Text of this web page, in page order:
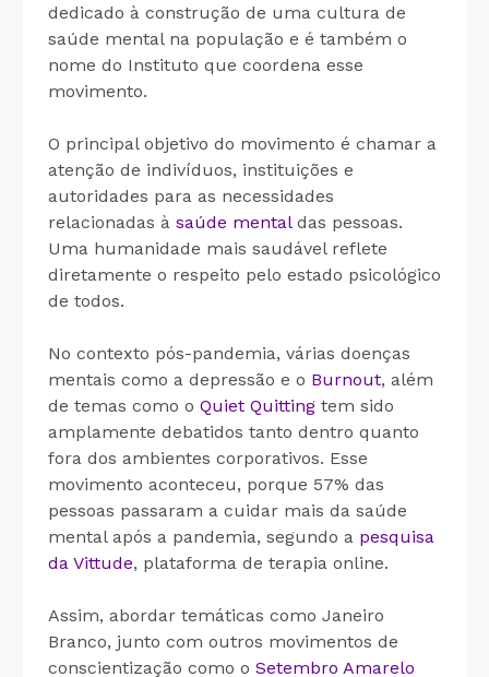
dedicado à construção de uma cultura de
saúde mental na população e é também o
nome do Instituto que coordena esse
movimento.
O principal objetivo do movimento é chamar a
atenção de indivíduos, instituições e
autoridades para as necessidades
relacionadas à saúde mental das pessoas.
Uma humanidade mais saudável reflete
diretamente o respeito pelo estado psicológico
de todos.
No contexto pós-pandemia, várias doenças
mentais como a depressão e o Burnout, além
de temas como o Quiet Quitting tem sido
amplamente debatidos tanto dentro quanto
fora dos ambientes corporativos. Esse
movimento aconteceu, porque 57% das
pessoas passaram a cuidar mais da saúde
mental após a pandemia, segundo a pesquisa
da Vittude, plataforma de terapia online.
Assim, abordar temáticas como Janeiro
Branco, junto com outros movimentos de
conscientização como o Setembro Amarelo